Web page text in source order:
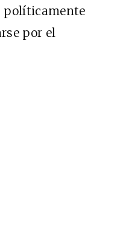
políticamente
por el